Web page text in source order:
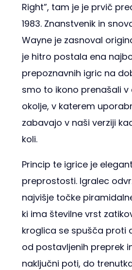
Right”, tam je je prvič
1983. Znanstvenik in
Wayne je zasnoval
je hitro postala ena
prepoznavnih igric na
smo to ikono prenašali v
okolje, v katerem
zabavajo v naši verziji
koli.
Princip te igrice je
preprostosti. Igralec
najvišje točke
ki ima številne vrst
kroglica se spušča proti
od postavljenih preprek
naključni poti, do